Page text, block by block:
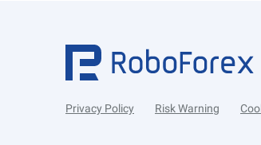
Privacy Policy Risk Warning